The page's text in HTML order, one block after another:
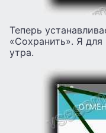
Теперь
«Сохранить». Я
утра.